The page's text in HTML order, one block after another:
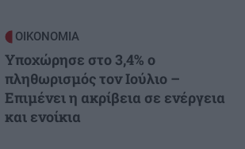
ΟΙΚΟΝΟΜΙΑ
Υποχώρησε στο 3,4% ο
πληθωρισμός τον Ιούλιο –
Επιμένει η ακρίβεια σε ενέργεια
και ενοίκια